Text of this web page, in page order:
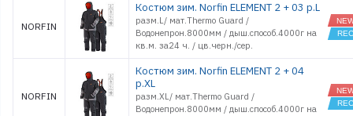
NORFIN
Костюм зим. Norfin ELEMENT 2 + 03 р.L
разм.L/ мат.Thermo Guard /
Водонепрон.8000мм / дыш.способ.4000г на
кв.м. за24 ч. / цв.черн./сер.
NORFIN
Костюм зим. Norfin ELEMENT 2 + 04
р.XL
разм.XL/ мат.Thermo Guard /
Водонепрон.8000мм / дыш.способ.4000г на